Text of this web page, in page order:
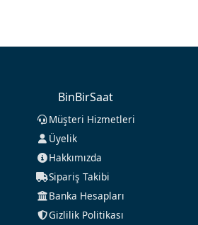
BinBirSaat
Müşteri Hizmetleri
Üyelik
Hakkımızda
Sipariş Takibi
Banka Hesapları
Gizlilik Politikası